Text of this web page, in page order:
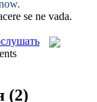
se ne vada.
(2)